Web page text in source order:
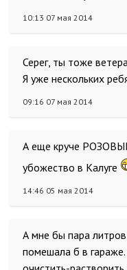
10:13 07 мая 2014
Серег, ты тоже
Я уже нескольких
09:16 07 мая 2014
А еще круче
убожество в Калуге
14:46 05 мая 2014
А мне бы пара
помешала б в